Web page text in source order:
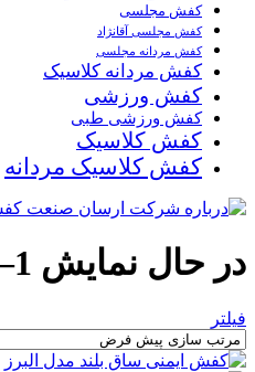
کفش مجلسی
کفش مجلسی آقانژاد
کفش مردانه مجلسی
کفش مردانه کلاسیک
کفش ورزشی
کفش ورزشی طبی
کفش کلاسیک
کفش کلاسیک مردانه
در حال نمایش 1–16 از 32 نتیجه
فیلتر